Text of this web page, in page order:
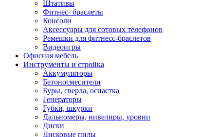
Штативы
Фитнес- браслеты
Консоли
Аксессуары для сотовых телефонов
Ремешки для фитнесс-браслетов
Видеоигры
Офисная мебель
Инструменты и стройка
Аккумуляторы
Бетоносмесители
Буры, сверла, оснастка
Генераторы
Губки, шкурки
Дальномеры, нивелиры, уровни
Диски
Дисковые пилы